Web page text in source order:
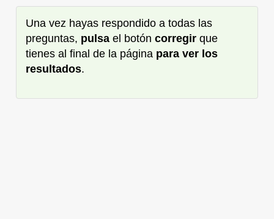
Una vez hayas respondido a todas las
preguntas, pulsa el botón corregir que
tienes al final de la página para ver los
resultados.